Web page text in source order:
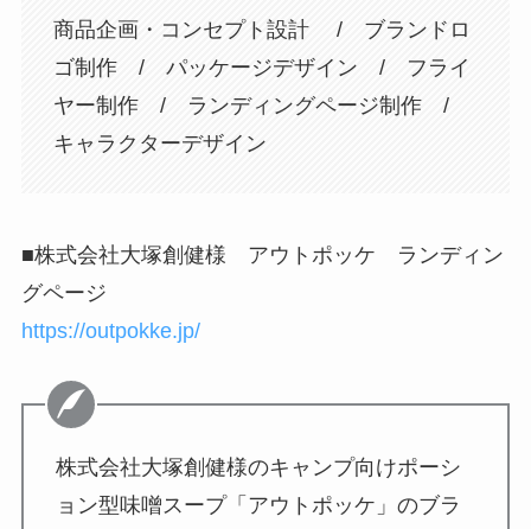
商品企画・コンセプト設計 / ブランドロ
ゴ制作 / パッケージデザイン / フライ
ヤー制作 / ランディングページ制作 /
キャラクターデザイン
■株式会社大塚創健様 アウトポッケ ランディン
グページ
https://outpokke.jp/
株式会社大塚創健様のキャンプ向けポーシ
ョン型味噌スープ「アウトポッケ」のブラ